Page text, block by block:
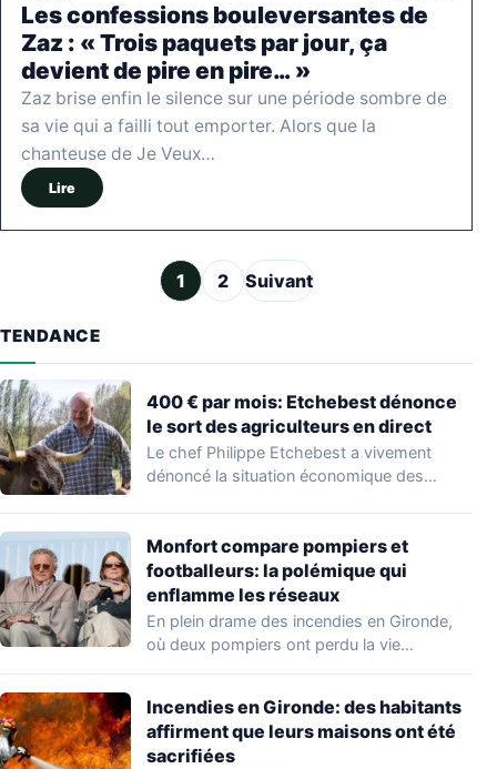
Les confessions bouleversantes de
Zaz : « Trois paquets par jour, ça
devient de pire en pire… »
Zaz brise enfin le silence sur une période sombre de
sa vie qui a failli tout emporter. Alors que la
chanteuse de Je Veux…
Lire
Pagination des publications
1 2 Suivant
TENDANCE
400 € par mois: Etchebest dénonce
le sort des agriculteurs en direct
Le chef Philippe Etchebest a vivement
dénoncé la situation économique des
Monfort compare pompiers et
footballeurs: la polémique qui
enflamme les réseaux
En plein drame des incendies en Gironde,
où deux pompiers ont perdu la vie…
Incendies en Gironde: des habitants
affirment que leurs maisons ont été
sacrifiées